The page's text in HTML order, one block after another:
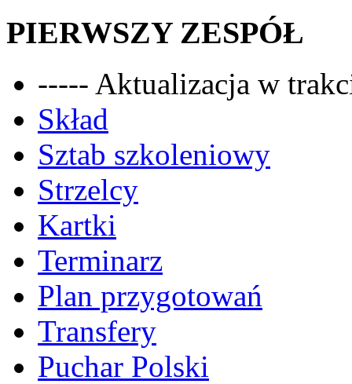
PIERWSZY ZESPÓŁ
----- Aktualizacja w
Skład
Sztab szkoleniowy
Strzelcy
Kartki
Terminarz
Plan przygotowań
Transfery
Puchar Polski